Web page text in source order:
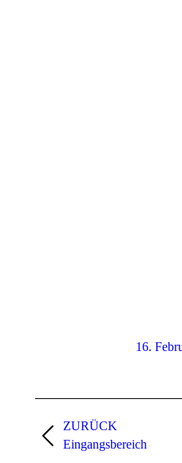
16.
Navigation
ZURÜCK
Vorheriges
Album:
Eingangsbereich